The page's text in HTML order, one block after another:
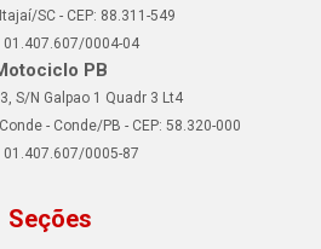
SC - CEP: 88.311-549
01.407.607/0004-04
PB
S/N Galpao 1 Quadr 3 Lt4
- Conde/PB - CEP: 58.320-000
01.407.607/0005-87
Seções